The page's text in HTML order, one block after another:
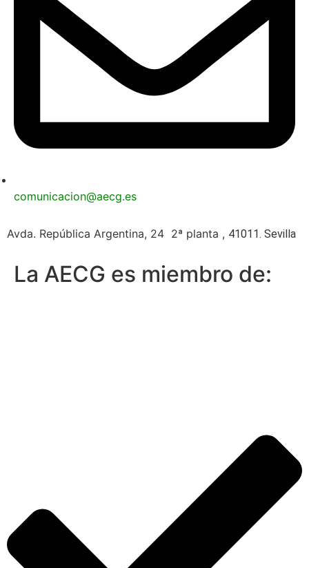
comunicacion@aecg.es
Avda. República Argentina, 24 2ª planta , 41011. Sevilla
La AECG es miembro de: